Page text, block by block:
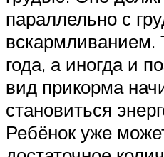
параллельно с
вскармливанием.
года, а иногда и
вид прикорма
становиться
Ребёнок уже